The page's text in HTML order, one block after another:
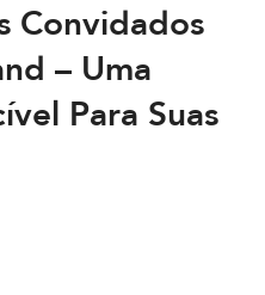
Convidados
– Uma
Para Suas